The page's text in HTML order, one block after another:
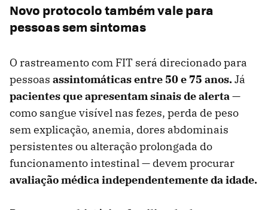
Novo protocolo também vale para
pessoas sem sintomas
O rastreamento com FIT será direcionado para
pessoas assintomáticas entre 50 e 75 anos.Já
pacientes que apresentam sinais de alerta—
como sangue visível nas fezes, perda de peso
sem explicação, anemia, dores abdominais
persistentes ou alteração prolongada do
funcionamento intestinal — devem procurar
avaliação médica independentemente da idade.